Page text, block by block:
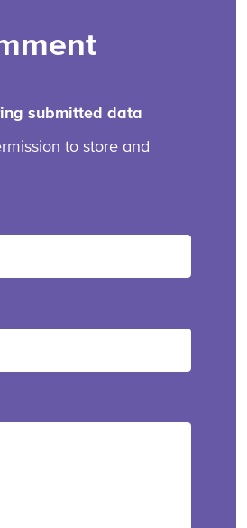
submitted data
to store and